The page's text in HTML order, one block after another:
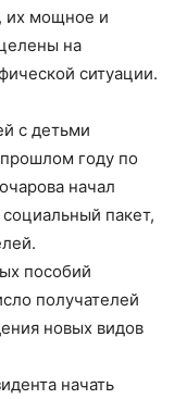
их мощное и
на
ситуации.
с детьми
году по
начал
пакет,
пособий
получателей
новых видов
начать